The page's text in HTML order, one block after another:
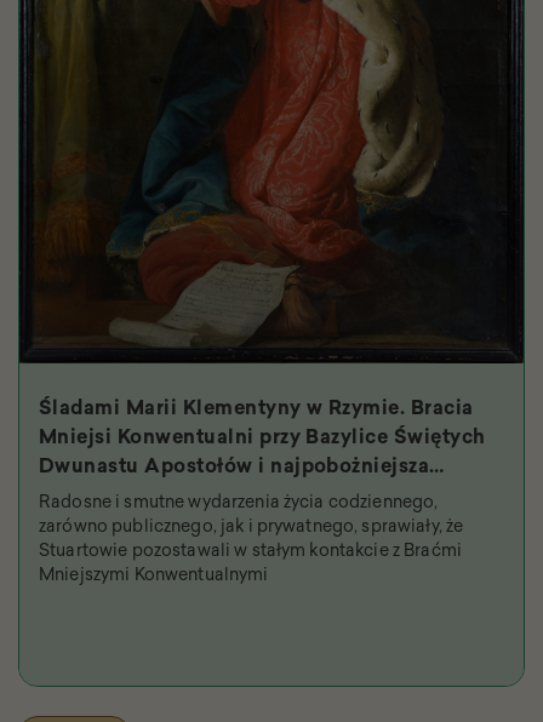
Śladami Marii Klementyny w Rzymie. Bracia
Mniejsi Konwentualni przy Bazylice Świętych
Dwunastu Apostołów i najpobożniejsza
królowa
Radosne i smutne wydarzenia życia codziennego,
zarówno publicznego, jak i prywatnego, sprawiały, że
Stuartowie pozostawali w stałym kontakcie z Braćmi
Mniejszymi Konwentualnymi